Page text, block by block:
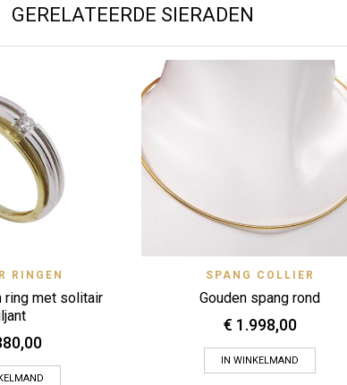
GERELATEERDE SIERADEN
Quick View
RINGEN
ring met solitair
Zet op verlanglijstje Quick View
SPANG COLLIER
Gouden spang rond
€ 1.998,00
IN WINKELMAND